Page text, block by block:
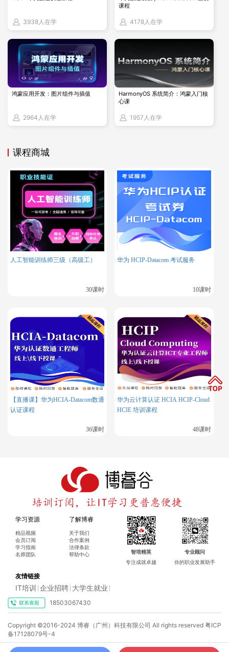
度较高，需要考生在多个技术领域有深厚的积累和实践经验。
此外，RHCA认证考试的时间虽然与RHCE大致相同（约为3个
小时），但由于考试内容更加复杂和深入，考生需要更加高效
地利用时间来完成考试任务。
备考策略
备考RHCE和RHCA认证需要循序渐进，逐步深入。从RHCE开
时，重视实践，增加动手操作，因为RHCA考试强调实践能力，
拟题和真题，提前了解考试题型和时间管理，提升应试能力。
考试费用
RHCE的考试费用大约为4200元人民币，而RHCA的考试费用
较高，通常在20000至23000元人民币之间。
的认可度和价值。通过这两个认证，可以显著提升个人技能和
职业竞争力。虽然备考过程可能充满挑战，但通过系统的学习
和实践，成功通过考试是完全可能的。对于有志于在Linux系统
自己技能和市场竞争力的有效途径。
RHCE课程视频
RHCA课程视频
RHCE和RHCA哪个含金量高？
怎样获得rhca认证？报名条件及流程
3938人在学
课程
4178人在学
鸿蒙应用开发：图片组件与插值
2964人在学
HarmonyOS 系统简介：鸿蒙入门核
心课
1957人在学
课程商城
人工智能训练师三级（高级工）
30课时
华为 HCIP-Datacom 考试服务
10课时
【直播课】华为HCIA-Datacom数通
认证课程
36课时
华为云计算认证 HCIA HCIP-Cloud
HCIE 培训课程
48课时
学习资源
精品视频
会员订阅
学习指南
名师团队
了解博睿
关于我们
合作案例
法律条款
帮助中心
智培精英
专注成就卓越
专业顾问
你的职业发展助手
友情链接
IT培训 企业招聘 大学生就业
18503067430
Copyright ©2016-2024 博睿（广州）科技有限公司 All rights reserved 粤ICP
备17128079号-4